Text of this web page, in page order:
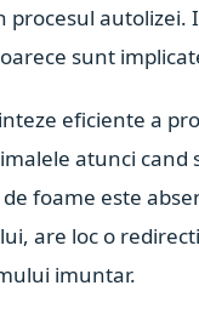
procesul autolizei.
sunt
eficiente a
atunci
foame este
are loc o
imuntar.